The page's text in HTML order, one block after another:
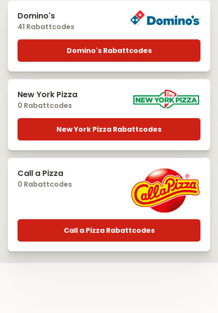
Domino's
41 Rabattcodes
Domino's Rabattcodes
New York Pizza
0 Rabattcodes
New York Pizza Rabattcodes
Call a Pizza
0 Rabattcodes
Call a Pizza Rabattcodes